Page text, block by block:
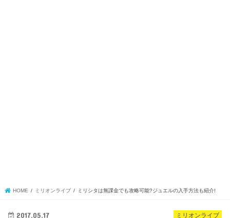
HOME ミリオンライブ ミリシタは無課金でも攻略可能?ジュエルの入手方法も紹介!
ミリオンライブ
2017.05.17